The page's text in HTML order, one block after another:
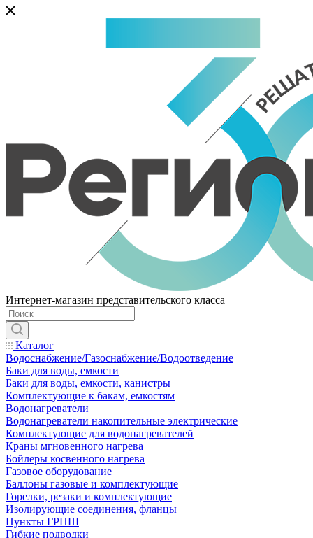
Интернет-магазин представительского класса
Каталог
Водоснабжение/Газоснабжение/Водоотведение
Баки для воды, емкости
Баки для воды, емкости, канистры
Комплектующие к бакам, емкостям
Водонагреватели
Водонагреватели накопительные электрические
Комплектующие для водонагревателей
Краны мгновенного нагрева
Бойлеры косвенного нагрева
Газовое оборудование
Баллоны газовые и комплектующие
Горелки, резаки и комплектующие
Изолирующие соединения, фланцы
Пункты ГРПШ
Гибкие подводки